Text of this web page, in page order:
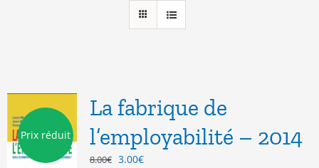
Prix réduit
La fabrique de
l’employabilité – 2014
8.00€ Le
3.00€Le